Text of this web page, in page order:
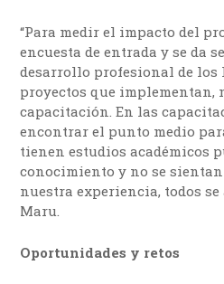
“Para medir el impacto del
encuesta de entrada y se da
desarrollo profesional de los
proyectos que implementan,
capacitación. En las
encontrar el punto medio
tienen estudios académicos
conocimiento y no se sientan
nuestra experiencia, todos se
Maru.
Oportunidades y retos